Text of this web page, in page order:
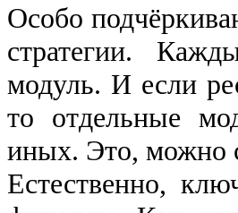
Особо
стратегии.
модуль. И если
то отдельные
иных. Это, можно
Естественно,